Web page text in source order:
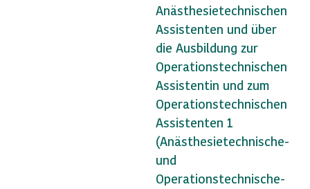
Anästhesietechnischen
Assistenten und über
die Ausbildung zur
Operationstechnischen
Assistentin und zum
Operationstechnischen
Assistenten 1
(Anästhesietechnische-
und
Operationstechnische-